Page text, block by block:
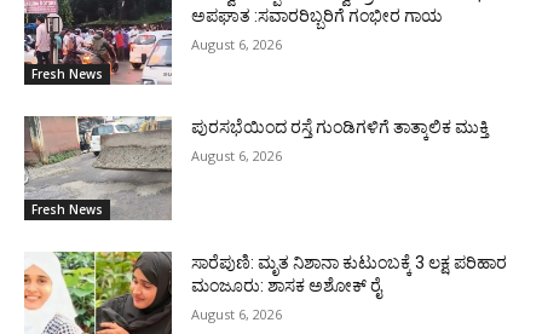
Fresh News
ಅಪಘಾತ :ಸವಾರರಿಬ್ಬರಿಗೆ ಗಂಭೀರ ಗಾಯ
August 6, 2026
Fresh News
ಪುರಸಭೆಯಿಂದ ರಸ್ತೆ ಗುಂಡಿಗಳಿಗೆ ತಾತ್ಕಾಲಿಕ ಮುಕ್ತಿ
August 6, 2026
ಸಾರೆಪುಣಿ: ಮೃತ ನಿಶಾನಾ ಕುಟುಂಬಕ್ಕೆ 3 ಲಕ್ಷ ಪರಿಹಾರ
ಮಂಜೂರು: ಶಾಸಕ ಅಶೋಕ್ ರೈ
August 6, 2026